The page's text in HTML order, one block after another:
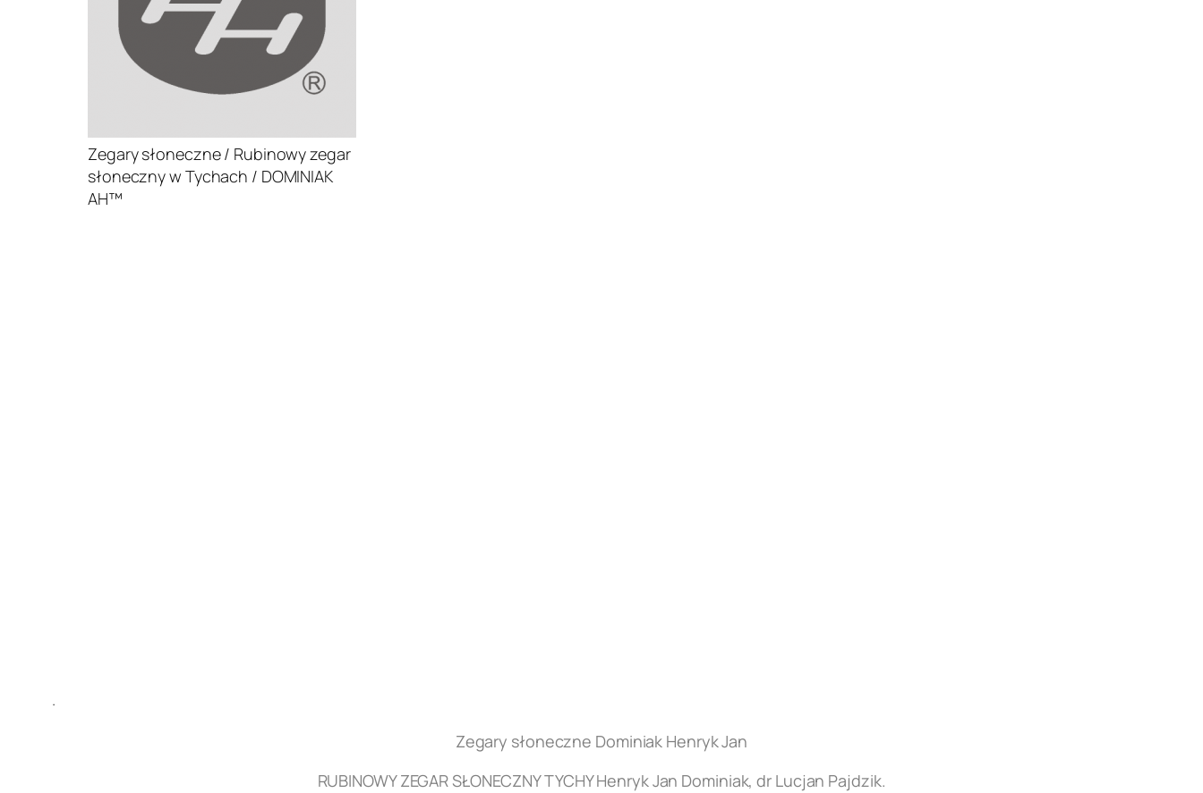
Zegary słoneczne / Rubinowy zegar
słoneczny w Tychach / DOMINIAK
AH™
.
Zegary słoneczne Dominiak Henryk Jan
RUBINOWY ZEGAR SŁONECZNY TYCHY Henryk Jan Dominiak, dr Lucjan Pajdzik.